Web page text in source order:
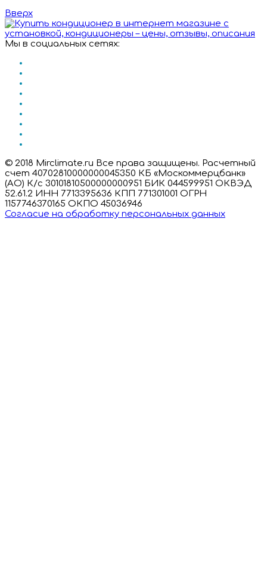
Вверх
Мы в социальных сетях:
© 2018 Mirclimate.ru Все права защищены. Расчетный
счет 40702810000000045350 КБ «Москоммерцбанк»
(АО) К/с 30101810500000000951 БИК 044599951 ОКВЭД
52.61.2 ИНН 7713395636 КПП 771301001 ОГРН
1157746370165 ОКПО 45036946
Согласие на обработку персональных данных